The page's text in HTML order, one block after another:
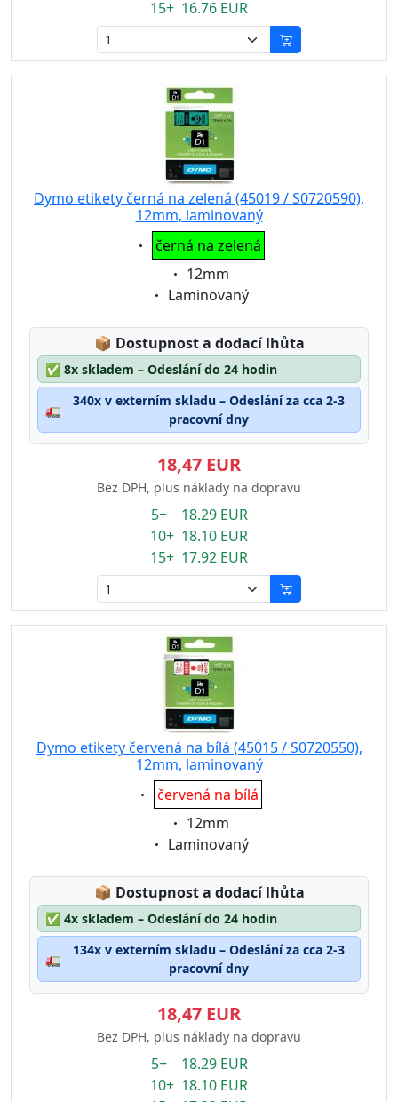
15+ 16.76 EUR
Dymo etikety černá na zelená (45019 / S0720590),
12mm, laminovaný
Eigenschaft:
černá na zelená
Eigenschaft:
12mm
Eigenschaft:
Laminovaný
📦 Lagerstatus:
Dostupnost a dodací lhůta
✅ 8x skladem – Odeslání do 24 hodin
🚛
340x v externím skladu – Odeslání za cca 2-3
pracovní dny
18,47 EUR
Bez DPH, plus náklady na dopravu
5+ 18.29 EUR
10+ 18.10 EUR
15+ 17.92 EUR
Dymo etikety červená na bílá (45015 / S0720550),
12mm, laminovaný
Eigenschaft:
červená na bílá
Eigenschaft:
12mm
Eigenschaft:
Laminovaný
📦 Lagerstatus:
Dostupnost a dodací lhůta
✅ 4x skladem – Odeslání do 24 hodin
🚛
134x v externím skladu – Odeslání za cca 2-3
pracovní dny
18,47 EUR
Bez DPH, plus náklady na dopravu
5+ 18.29 EUR
10+ 18.10 EUR